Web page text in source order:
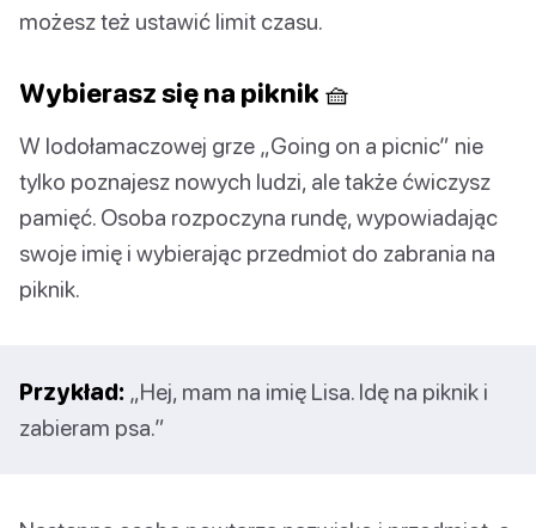
możesz też ustawić limit czasu.
Wybierasz się na piknik 🧺
W lodołamaczowej grze „Going on a picnic” nie
tylko poznajesz nowych ludzi, ale także ćwiczysz
pamięć. Osoba rozpoczyna rundę, wypowiadając
swoje imię i wybierając przedmiot do zabrania na
piknik.
Przykład: „Hej, mam na imię Lisa. Idę na piknik i
zabieram psa.”